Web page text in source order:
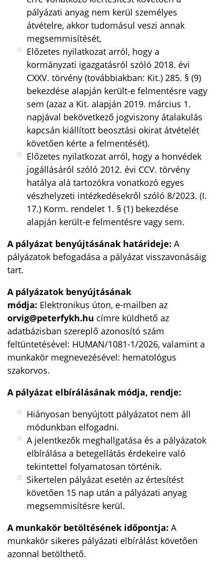
pályázati anyag nem kerül személyes
átvételre, akkor tudomásul veszi annak
megsemmisítését,
Előzetes nyilatkozat arról, hogy a
kormányzati igazgatásról szóló 2018. évi
CXXV. törvény (továbbiakban: Kit.) 285. § (9)
bekezdése alapján került-e felmentésre vagy
sem (azaz a Kit. alapján 2019. március 1.
napjával bekövetkező jogviszony átalakulás
kapcsán kiállított beosztási okirat átvételét
követően kérte a felmentését).
Előzetes nyilatkozat arról, hogy a honvédek
jogállásáról szóló 2012. évi CCV. törvény
hatálya alá tartozókra vonatkozó egyes
vészhelyzeti intézkedésekről szóló 8/2023. (I.
17.) Korm. rendelet 1. § (1) bekezdése
alapján került-e felmentésre vagy sem.
A pályázat benyújtásának határideje: A
pályázatok befogadása a pályázat visszavonásáig
tart.
A pályázatok benyújtásának
módja: Elektronikus úton, e-mailben az
orvig@peterfykh.hu címre küldhető az
adatbázisban szereplő azonosító szám
feltüntetésével: HUMAN/1081-1/2026, valamint a
munkakör megnevezésével: hematológus
szakorvos.
A pályázat elbírálásának módja, rendje:
Hiányosan benyújtott pályázatot nem áll
módunkban elfogadni.
A jelentkezők meghallgatása és a pályázatok
elbírálása a betegellátás érdekeire való
tekintettel folyamatosan történik.
Sikertelen pályázat esetén az értesítést
követően 15 nap után a pályázati anyag
megsemmisítésre kerül.
A munkakör betöltésének időpontja: A
munkakör sikeres pályázati elbírálást követően
azonnal betölthető.